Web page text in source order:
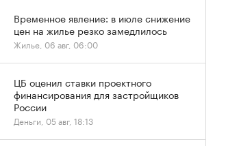
Временное явление: в июле снижение
цен на жилье резко замедлилось
Жилье, 06 авг, 06:00
ЦБ оценил ставки проектного
финансирования для застройщиков
России
Деньги, 05 авг, 18:13